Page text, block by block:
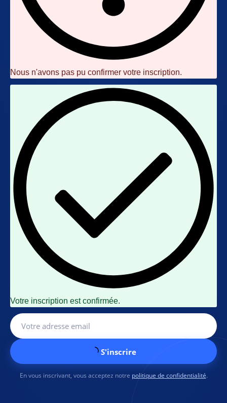
Nous n'avons pas pu confirmer votre inscription.
Votre inscription est confirmée.
S'inscrire
En vous inscrivant, vous acceptez notre politique de confidentialité.